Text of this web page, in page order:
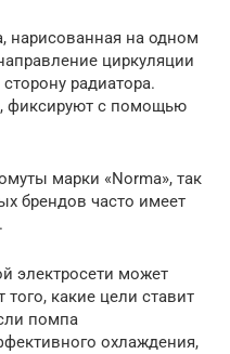
нарисованная на одном
циркуляции
радиатора.
фиксируют с помощью
марки «Norma», так
брендов часто имеет
электросети может
какие цели ставит
помпа
охлаждения,